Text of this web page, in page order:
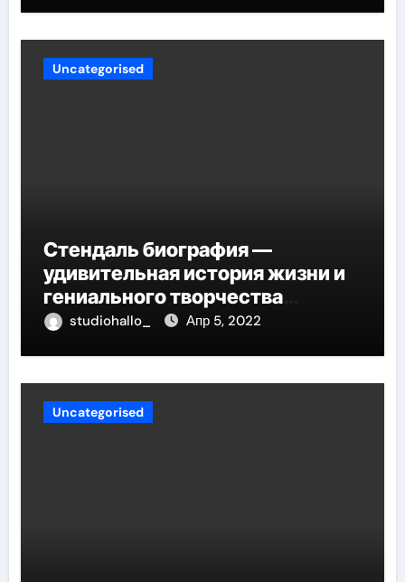
Uncategorised
Стендаль биография —
удивительная история жизни и
гениального творчества
великого писателя
studiohallo_ Апр 5, 2022
Uncategorised